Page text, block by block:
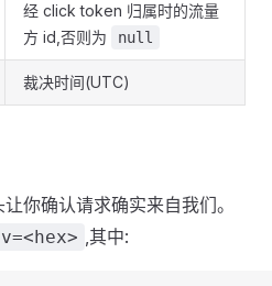
经 click token 归属时的流量
方 id,否则为
null
裁决时间(UTC)
让你确认请求确实来自我们。
,其中: